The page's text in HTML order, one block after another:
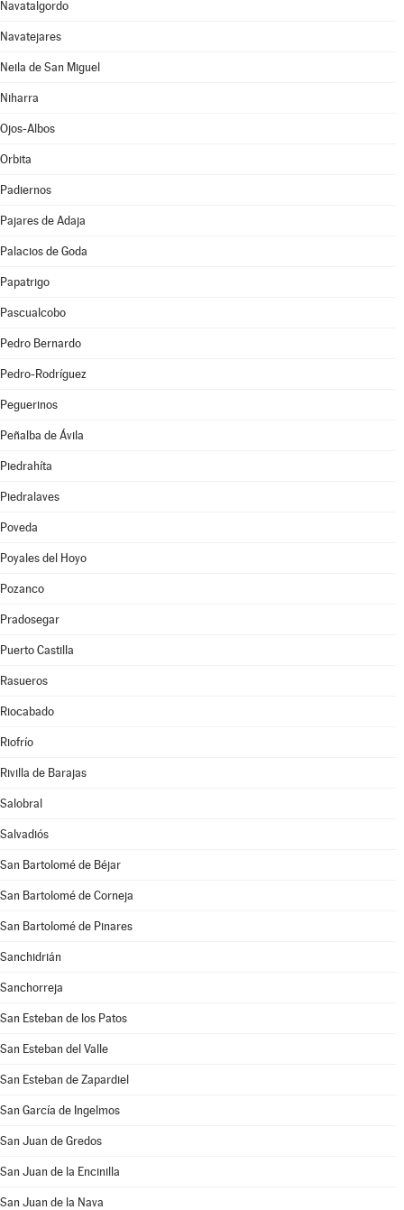
Navatalgordo
Navatejares
Neila de San Miguel
Niharra
Ojos-Albos
Orbita
Padiernos
Pajares de Adaja
Palacios de Goda
Papatrigo
Pascualcobo
Pedro Bernardo
Pedro-Rodríguez
Peguerinos
Peñalba de Ávila
Piedrahíta
Piedralaves
Poveda
Poyales del Hoyo
Pozanco
Pradosegar
Puerto Castilla
Rasueros
Riocabado
Riofrío
Rivilla de Barajas
Salobral
Salvadiós
San Bartolomé de Béjar
San Bartolomé de Corneja
San Bartolomé de Pinares
Sanchidrián
Sanchorreja
San Esteban de los Patos
San Esteban del Valle
San Esteban de Zapardiel
San García de Ingelmos
San Juan de Gredos
San Juan de la Encinilla
San Juan de la Nava